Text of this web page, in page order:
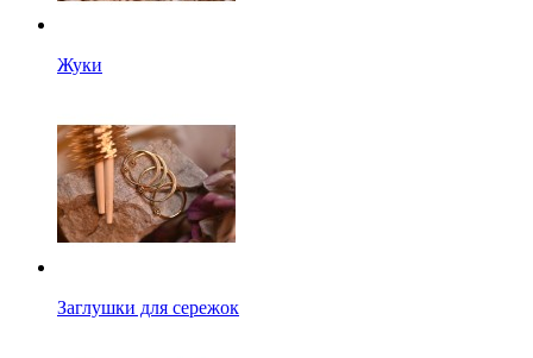
Жуки
Заглушки для сережок